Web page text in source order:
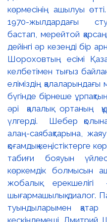
көрмесінің ашылуы
1970-жылдардағы
бастап, мерейтой
дейінгі әр кезеңді бір
Шороховтың есімі
келбетімен тығыз
еліміздің
бүгінде бірнеше
әрі қалалық ортаның
үлгерді. Шебер
алаң-саябақтарына,
қоғамдық кеңістіктерге
табиғи бояуын
көркемдік болмысын
жобалық ерекшелігі
шығармашылық диалог.
туындыларымен
кескіндемеші